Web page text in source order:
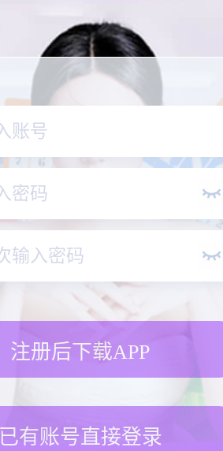
注册后下载APP
已有账号直接登录